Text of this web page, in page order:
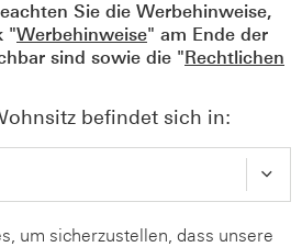
Sie die Werbehinweise,
"Werbehinweise" am Ende der
sind sowie die "Rechtlichen
befindet sich in:
um sicherzustellen, dass unsere